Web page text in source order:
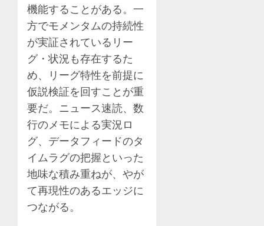
機能することがある。一
方でモメンタムの持続性
が実証されているリー
グ・状況も存在するた
め、リーグ特性を前提に
仮説検証を回すことが重
要だ。ニュース速読、数
行のメモによる実況ロ
グ、データフィードのタ
イムラグの把握といった
地味な積み重ねが、やが
て再現性のあるエッジに
つながる。